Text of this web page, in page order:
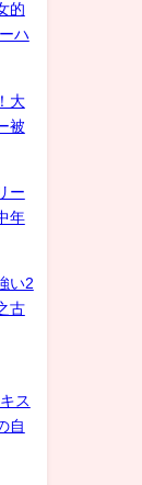
的
ハ
大
被
ー
年
い2
古
ス
自